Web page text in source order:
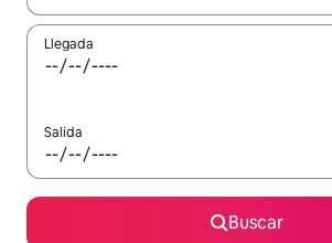
Llegada
Salida
Buscar